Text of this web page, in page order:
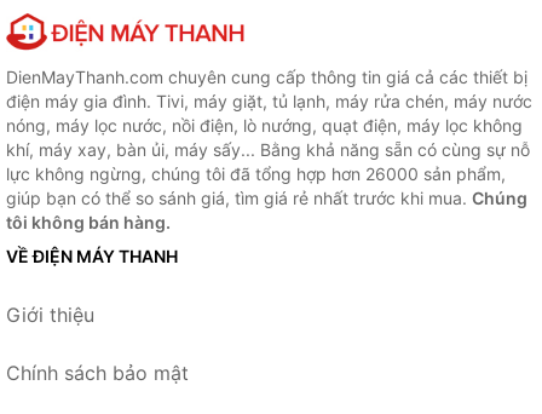
DienMayThanh.com chuyên cung cấp thông tin giá cả các thiết bị
điện máy gia đình. Tivi, máy giặt, tủ lạnh, máy rửa chén, máy nước
nóng, máy lọc nước, nồi điện, lò nướng, quạt điện, máy lọc không
khí, máy xay, bàn ủi, máy sấy... Bằng khả năng sẵn có cùng sự nỗ
lực không ngừng, chúng tôi đã tổng hợp hơn 26000 sản phẩm,
giúp bạn có thể so sánh giá, tìm giá rẻ nhất trước khi mua. Chúng
tôi không bán hàng.
VỀ ĐIỆN MÁY THANH
Giới thiệu
Chính sách bảo mật